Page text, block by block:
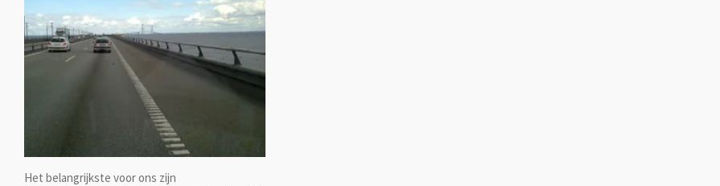
Het belangrijkste voor ons zijn